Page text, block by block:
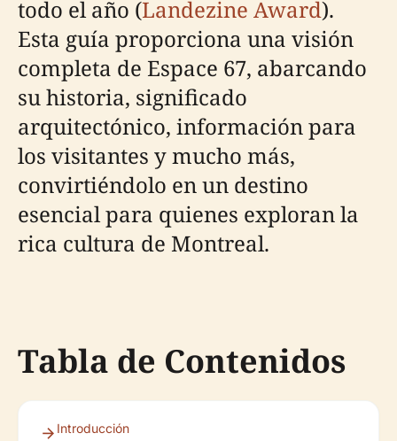
todo el año (Landezine Award).
Esta guía proporciona una visión
completa de Espace 67, abarcando
su historia, significado
arquitectónico, información para
los visitantes y mucho más,
convirtiéndolo en un destino
esencial para quienes exploran la
rica cultura de Montreal.
Tabla de Contenidos
Introducción